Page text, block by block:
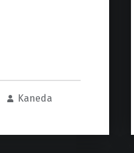
Kaneda